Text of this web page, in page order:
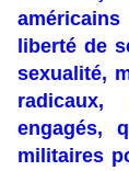
liberté de
sexualité,
engagés,
militaires